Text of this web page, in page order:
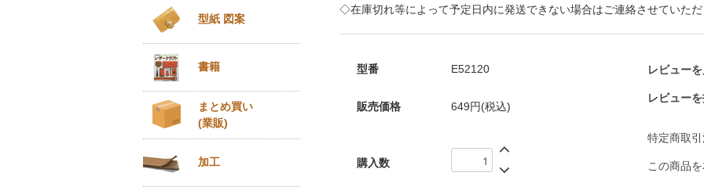
◇在庫切れ等によって予定日内に発送できない場合はご連絡させていた
型番 E52120
販売価格 649円(税込)
購入数
レビュー
レビュー
特定商取
この商品
型紙 図案
書籍
まとめ買い
(業販)
加工